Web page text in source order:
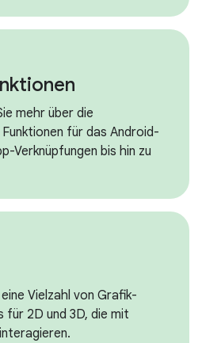
mehr über die
für das Android-
Verknüpfungen bis hin zu
Vielzahl von Grafik-
für 2D und 3D, die mit